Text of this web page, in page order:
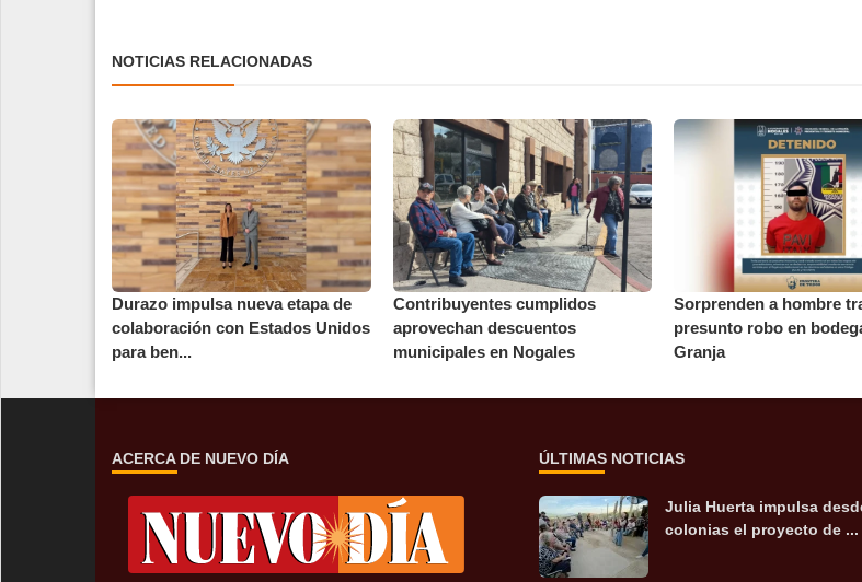
NOTICIAS RELACIONADAS
Durazo impulsa nueva etapa de
colaboración con Estados Unidos
para ben...
Contribuyentes cumplidos
aprovechan descuentos
municipales en Nogales
Sorprenden a hombre
presunto robo en
Granja
ACERCA DE NUEVO DÍA ÚLTIMAS NOTICIAS
Julia Huerta impulsa
colonias el proyecto de ...